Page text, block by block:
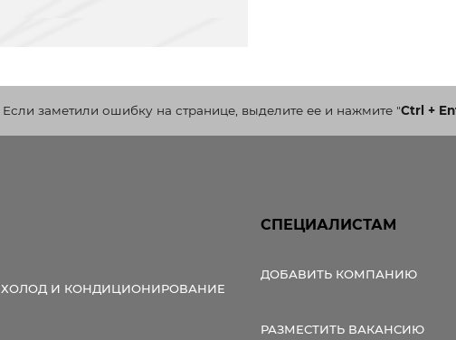
Если заметили ошибку на странице, выделите ее и нажмите"Ctrl +
ХОЛОД И КОНДИЦИОНИРОВАНИЕ
СПЕЦИАЛИСТАМ
ДОБАВИТЬ КОМПАНИЮ
РАЗМЕСТИТЬ ВАКАНСИЮ